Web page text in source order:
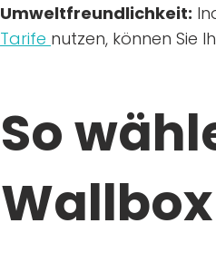
Umweltfreundlichkeit:
Tarife nutzen, können Sie
So